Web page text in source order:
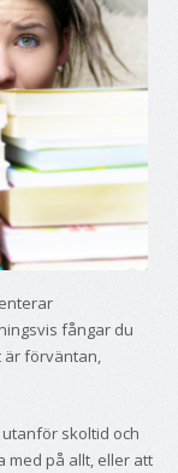
fångar du
är förväntan,
skoltid och
med på allt, eller att